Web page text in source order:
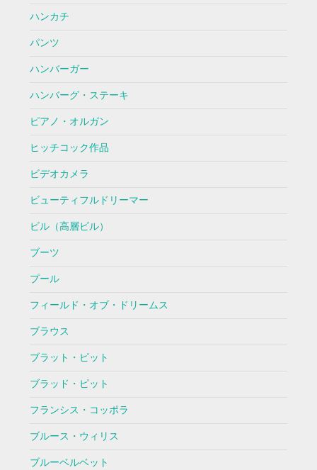
ハンカチ
パンツ
ハンバーガー
ハンバーグ・ステーキ
ピアノ・オルガン
ヒッチコック作品
ビデオカメラ
ビューティフルドリーマー
ビル（高層ビル）
ブーツ
プール
フィールド・オブ・ドリームス
ブラウス
ブラット・ピット
ブラッド・ピット
フランシス・コッポラ
ブルース・ウィリス
ブルーベルベット